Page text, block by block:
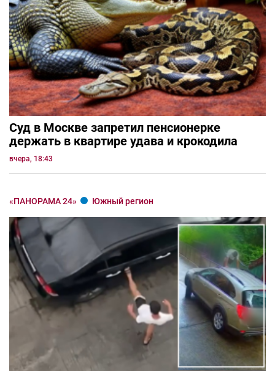
Суд в Москве запретил пенсионерке
держать в квартире удава и крокодила
вчера, 18:43
«ПАНОРАМА 24» Южный регион